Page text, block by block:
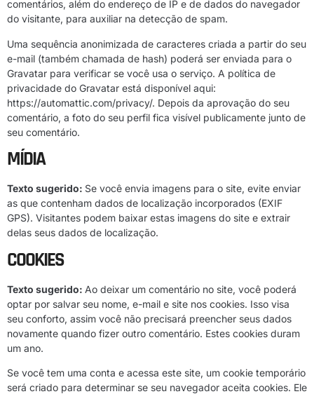
comentários, além do endereço de IP e de dados do navegador
do visitante, para auxiliar na detecção de spam.
Uma sequência anonimizada de caracteres criada a partir do seu
e-mail (também chamada de hash) poderá ser enviada para o
Gravatar para verificar se você usa o serviço. A política de
privacidade do Gravatar está disponível aqui:
https://automattic.com/privacy/. Depois da aprovação do seu
comentário, a foto do seu perfil fica visível publicamente junto de
seu comentário.
MÍDIA
Texto sugerido: Se você envia imagens para o site, evite enviar
as que contenham dados de localização incorporados (EXIF
GPS). Visitantes podem baixar estas imagens do site e extrair
delas seus dados de localização.
COOKIES
Texto sugerido: Ao deixar um comentário no site, você poderá
optar por salvar seu nome, e-mail e site nos cookies. Isso visa
seu conforto, assim você não precisará preencher seus dados
novamente quando fizer outro comentário. Estes cookies duram
um ano.
Se você tem uma conta e acessa este site, um cookie temporário
será criado para determinar se seu navegador aceita cookies. Ele